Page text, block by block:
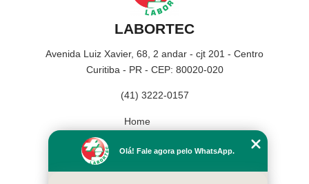
LABORTEC
Avenida Luiz Xavier, 68, 2 andar - cjt 201 - Centro
Curitiba - PR - CEP: 80020-020
(41) 3222-0157
Home
Missão
Olá! Fale agora pelo WhatsApp.